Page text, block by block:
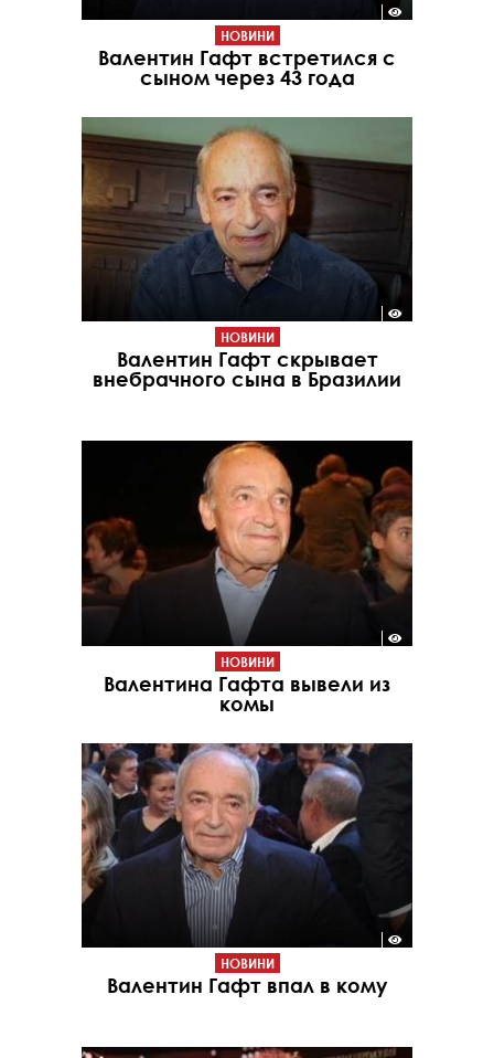
НОВИНИ
Валентин Гафт встретился с
сыном через 43 года
НОВИНИ
Валентин Гафт скрывает
внебрачного сына в Бразилии
НОВИНИ
Валентина Гафта вывели из
комы
НОВИНИ
Валентин Гафт впал в кому